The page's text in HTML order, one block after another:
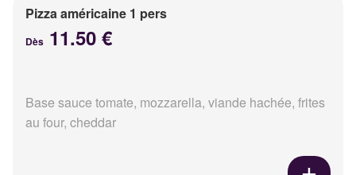
Pizza américaine 1 pers
Dès 11.50 €
Base sauce tomate, mozzarella, viande hachée, frites
au four, cheddar